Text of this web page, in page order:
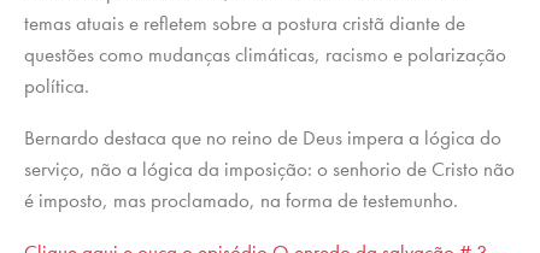
temas atuais e refletem sobre a postura cristã diante de
questões como mudanças climáticas, racismo e polarização
política.
Bernardo destaca que no reino de Deus impera a lógica do
serviço, não a lógica da imposição: o senhorio de Cristo não
é imposto, mas proclamado, na forma de testemunho.